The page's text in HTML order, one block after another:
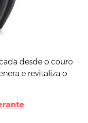
desde o couro
e revitaliza o